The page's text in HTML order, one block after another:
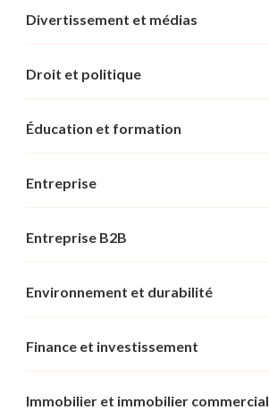
Divertissement et médias
Droit et politique
Éducation et formation
Entreprise
Entreprise B2B
Environnement et durabilité
Finance et investissement
Immobilier et immobilier commercial